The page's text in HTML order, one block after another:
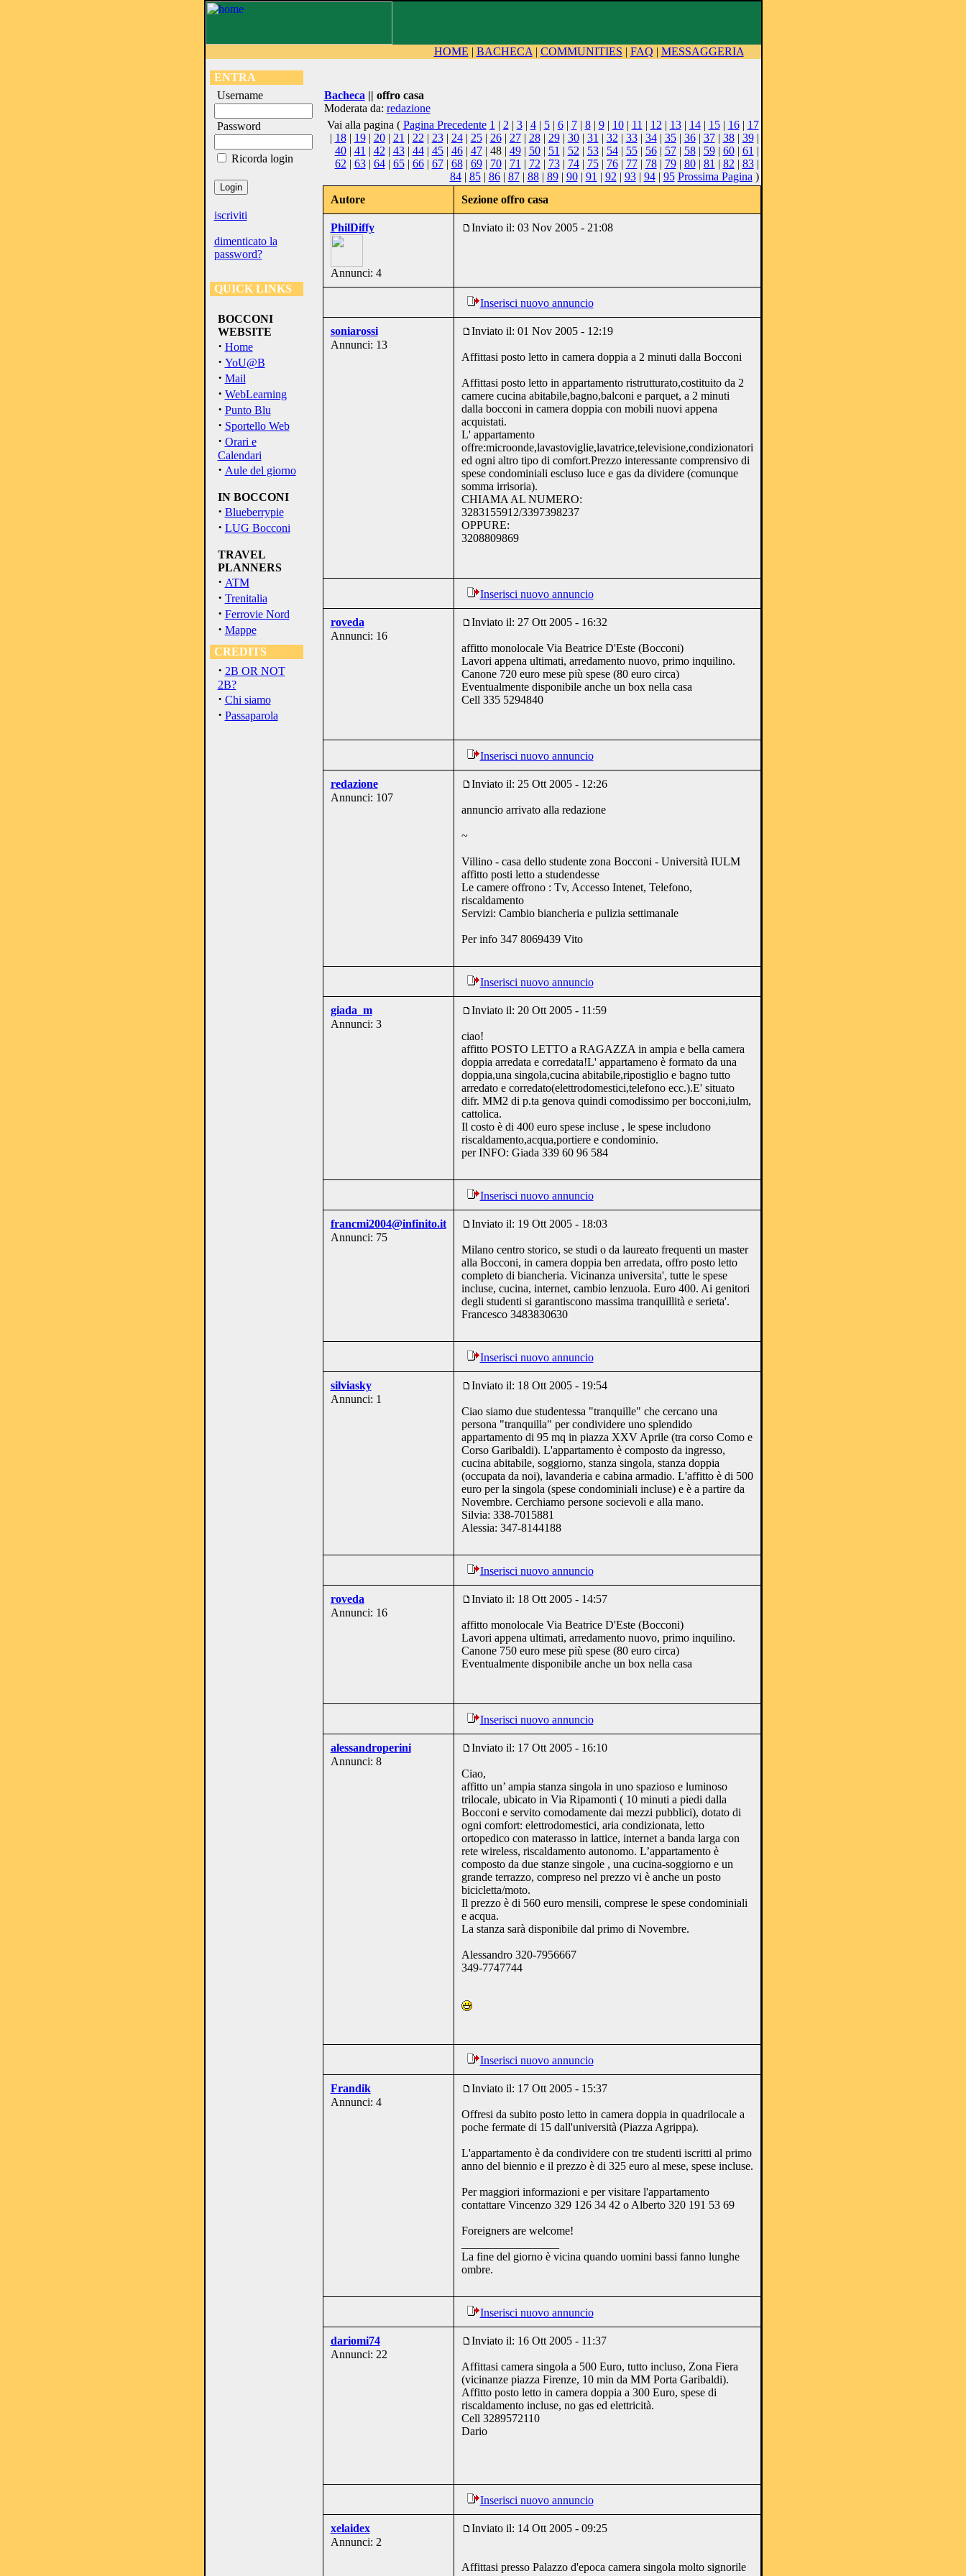
HOME | BACHECA | COMMUNITIES | FAQ | MESSAGGERIA
ENTRA
Username
Password
Ricorda login
iscriviti
dimenticato la
password?
QUICK LINKS
BOCCONI
WEBSITE
· Home
· YoU@B
· Mail
· WebLearning
· Punto Blu
· Sportello Web
· Orari e
Calendari
· Aule del giorno
IN BOCCONI
· Blueberrypie
· LUG Bocconi
TRAVEL
PLANNERS
· ATM
· Trenitalia
· Ferrovie Nord
· Mappe
CREDITS
· 2B OR NOT
2B?
· Chi siamo
· Passaparola
Bacheca || offro casa
Moderata da: redazione
Vai alla pagina ( Pagina Precedente 1 | 2 | 3| 4| 5| 6| 7| 8| 9| 10| 11 | 12 | 13| 14| 15| 16| 17
| 18| 19| 20| 21 | 22 | 23| 24| 25| 26| 27| 28| 29| 30| 31 | 32 | 33| 34| 35| 36| 37| 38| 39|
40| 41 | 42 | 43| 44| 45| 46| 47| 48 | 49| 50| 51 | 52 | 53| 54| 55| 56| 57| 58| 59| 60| 61 |
62 | 63| 64| 65| 66| 67| 68| 69| 70| 71 | 72 | 73| 74| 75| 76| 77| 78| 79| 80| 81 | 82 | 83|
84| 85| 86| 87| 88| 89| 90| 91 | 92 | 93| 94| 95 Prossima Pagina )
Autore
Sezione offro casa
PhilDiffy
Annunci: 4
Inviato il: 03 Nov 2005 - 21:08
Inserisci nuovo annuncio
soniarossi
Annunci: 13
Inviato il: 01 Nov 2005 - 12:19
Affittasi posto letto in camera doppia a 2 minuti dalla Bocconi
Affittasi posto letto in appartamento ristrutturato,costituito da 2
camere cucina abitabile,bagno,balconi e parquet, a 2 minuti
dalla bocconi in camera doppia con mobili nuovi appena
acquistati.
L' appartamento
offre:microonde,lavastoviglie,lavatrice,televisione,condizionatori
ed ogni altro tipo di comfort.Prezzo interessante comprensivo di
spese condominiali escluso luce e gas da dividere (comunque
somma irrisoria).
CHIAMA AL NUMERO:
3283155912/3397398237
OPPURE:
3208809869
Inserisci nuovo annuncio
roveda
Annunci: 16
Inviato il: 27 Ott 2005 - 16:32
affitto monolocale Via Beatrice D'Este (Bocconi)
Lavori appena ultimati, arredamento nuovo, primo inquilino.
Canone 720 euro mese più spese (80 euro circa)
Eventualmente disponibile anche un box nella casa
Cell 335 5294840
Inserisci nuovo annuncio
redazione
Annunci: 107
Inviato il: 25 Ott 2005 - 12:26
annuncio arrivato alla redazione
~
Villino - casa dello studente zona Bocconi - Università IULM
affitto posti letto a studendesse
Le camere offrono : Tv, Accesso Intenet, Telefono,
riscaldamento
Servizi: Cambio biancheria e pulizia settimanale
Per info 347 8069439 Vito
Inserisci nuovo annuncio
giada_m
Annunci: 3
Inviato il: 20 Ott 2005 - 11:59
ciao!
affitto POSTO LETTO a RAGAZZA in ampia e bella camera
doppia arredata e corredata!L' appartameno è formato da una
doppia,una singola,cucina abitabile,ripostiglio e bagno tutto
arredato e corredato(elettrodomestici,telefono ecc.).E' situato
difr. MM2 di p.ta genova quindi comodissimo per bocconi,iulm,
cattolica.
Il costo è di 400 euro spese incluse , le spese includono
riscaldamento,acqua,portiere e condominio.
per INFO: Giada 339 60 96 584
Inserisci nuovo annuncio
francmi2004@infinito.it
Annunci: 75
Inviato il: 19 Ott 2005 - 18:03
Milano centro storico, se studi o da laureato frequenti un master
alla Bocconi, in camera doppia ben arredata, offro posto letto
completo di biancheria. Vicinanza universita', tutte le spese
incluse, cucina, internet, cambio lenzuola. Euro 400. Ai genitori
degli studenti si garantiscono massima tranquillità e serieta'.
Francesco 3483830630
Inserisci nuovo annuncio
silviasky
Annunci: 1
Inviato il: 18 Ott 2005 - 19:54
Ciao siamo due studentessa "tranquille" che cercano una
persona "tranquilla" per condividere uno splendido
appartamento di 95 mq in piazza XXV Aprile (tra corso Como e
Corso Garibaldi). L'appartamento è composto da ingresso,
cucina abitabile, soggiorno, stanza singola, stanza doppia
(occupata da noi), lavanderia e cabina armadio. L'affitto è di 500
euro per la singola (spese condominiali incluse) e è a partire da
Novembre. Cerchiamo persone socievoli e alla mano.
Silvia: 338-7015881
Alessia: 347-8144188
Inserisci nuovo annuncio
roveda
Annunci: 16
Inviato il: 18 Ott 2005 - 14:57
affitto monolocale Via Beatrice D'Este (Bocconi)
Lavori appena ultimati, arredamento nuovo, primo inquilino.
Canone 750 euro mese più spese (80 euro circa)
Eventualmente disponibile anche un box nella casa
Inserisci nuovo annuncio
alessandroperini
Annunci: 8
Inviato il: 17 Ott 2005 - 16:10
Ciao,
affitto un’ ampia stanza singola in uno spazioso e luminoso
trilocale, ubicato in Via Ripamonti ( 10 minuti a piedi dalla
Bocconi e servito comodamente dai mezzi pubblici), dotato di
ogni comfort: elettrodomestici, aria condizionata, letto
ortopedico con materasso in lattice, internet a banda larga con
rete wireless, riscaldamento autonomo. L’appartamento è
composto da due stanze singole , una cucina-soggiorno e un
grande terrazzo, compreso nel prezzo vi è anche un posto
bicicletta/moto.
Il prezzo è di 560 euro mensili, comprese le spese condominiali
e acqua.
La stanza sarà disponibile dal primo di Novembre.
Alessandro 320-7956667
349-7747744
Inserisci nuovo annuncio
Frandik
Annunci: 4
Inviato il: 17 Ott 2005 - 15:37
Offresi da subito posto letto in camera doppia in quadrilocale a
poche fermate di 15 dall'università (Piazza Agrippa).
L'appartamento è da condividere con tre studenti iscritti al primo
anno del biennio e il prezzo è di 325 euro al mese, spese incluse.
Per maggiori informazioni e per visitare l'appartamento
contattare Vincenzo 329 126 34 42 o Alberto 320 191 53 69
Foreigners are welcome!
La fine del giorno è vicina quando uomini bassi fanno lunghe
ombre.
Inserisci nuovo annuncio
dariomi74
Annunci: 22
Inviato il: 16 Ott 2005 - 11:37
Affittasi camera singola a 500 Euro, tutto incluso, Zona Fiera
(vicinanze piazza Firenze, 10 min da MM Porta Garibaldi).
Affitto posto letto in camera doppia a 300 Euro, spese di
riscaldamento incluse, no gas ed elettricità.
Cell 3289572110
Dario
Inserisci nuovo annuncio
xelaidex
Annunci: 2
Inviato il: 14 Ott 2005 - 09:25
Affittasi presso Palazzo d'epoca camera singola molto signorile